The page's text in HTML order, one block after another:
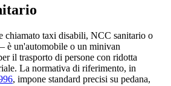
chiamato taxi disabili, NCC sanitario o
è un'automobile o un minivan
il trasporto di persone con ridotta
La normativa di riferimento, in
, impone standard precisi su pedana,